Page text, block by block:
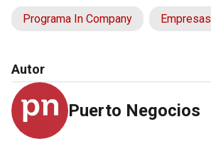
Programa In Company Empresas
Autor
Puerto Negocios